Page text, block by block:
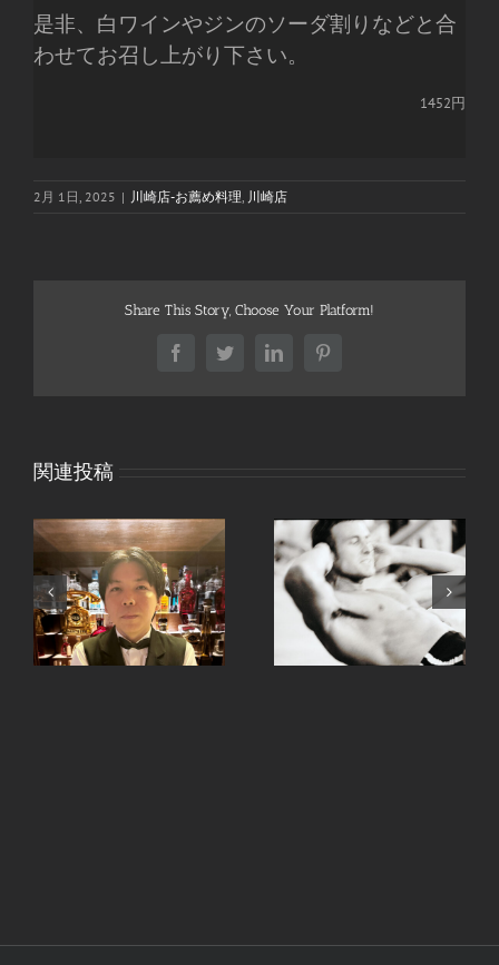
是非、白ワインやジンのソーダ割りなどと合
わせてお召し上がり下さい。
1452円
2月 1日, 2025 | 川崎店-お薦め料理 川崎店
Share This Story, Choose Your Platform!
FacebookTwitterLinkedInPinterest
関連投稿
継続は力なり。
手ピカジェルととうも
ろこし